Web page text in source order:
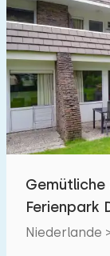
1 2
Badezimmer:
1 2
Entfernungen
Von Vaassen
Gemütliche
Ferienpark
Niederlande